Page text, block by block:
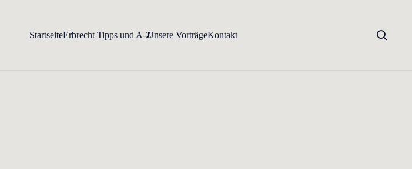
StartseiteErbrecht Tipps und A-ZUnsere VorträgeKontakt